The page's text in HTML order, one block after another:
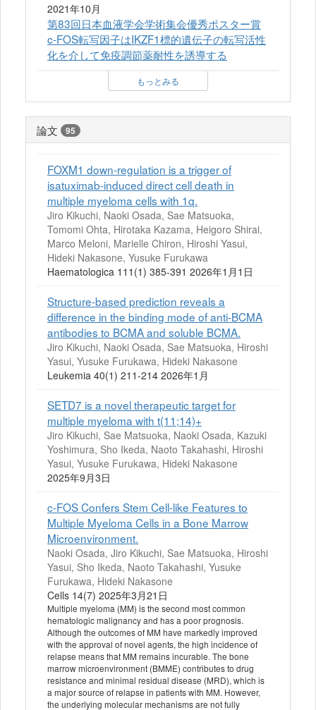
2021年10月
第83回日本血液学会学術集会優秀ポスター賞
c-FOS転写因子はIKZF1標的遺伝子の転写活性
化を介して免疫調節薬耐性を誘導する
もっとみる
論文 95
FOXM1 down-regulation is a trigger of
isatuximab-induced direct cell death in
multiple myeloma cells with 1q.
Jiro Kikuchi, Naoki Osada, Sae Matsuoka,
Tomomi Ohta, Hirotaka Kazama, Heigoro Shirai,
Marco Meloni, Marielle Chiron, Hiroshi Yasui,
Hideki Nakasone, Yusuke Furukawa
Haematologica 111(1) 385-391 2026年1月1日
Structure-based prediction reveals a
difference in the binding mode of anti-BCMA
antibodies to BCMA and soluble BCMA.
Jiro Kikuchi, Naoki Osada, Sae Matsuoka, Hiroshi
Yasui, Yusuke Furukawa, Hideki Nakasone
Leukemia 40(1) 211-214 2026年1月
SETD7 is a novel therapeutic target for
multiple myeloma with t(11;14)+
Jiro Kikuchi, Sae Matsuoka, Naoki Osada, Kazuki
Yoshimura, Sho Ikeda, Naoto Takahashi, Hiroshi
Yasui, Yusuke Furukawa, Hideki Nakasone
2025年9月3日
c-FOS Confers Stem Cell-like Features to
Multiple Myeloma Cells in a Bone Marrow
Microenvironment.
Naoki Osada, Jiro Kikuchi, Sae Matsuoka, Hiroshi
Yasui, Sho Ikeda, Naoto Takahashi, Yusuke
Furukawa, Hideki Nakasone
Cells 14(7) 2025年3月21日
Multiple myeloma (MM) is the second most common
hematologic malignancy and has a poor prognosis.
Although the outcomes of MM have markedly improved
with the approval of novel agents, the high incidence of
relapse means that MM remains incurable. The bone
marrow microenvironment (BMME) contributes to drug
resistance and minimal residual disease (MRD), which is
a major source of relapse in patients with MM. However,
the underlying molecular mechanisms are not fully